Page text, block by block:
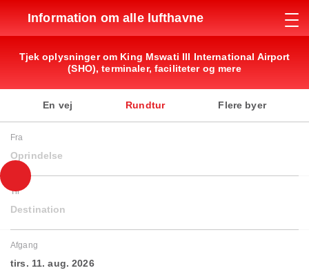
Information om alle lufthavne
Tjek oplysninger om King Mswati III International Airport
(SHO), terminaler, faciliteter og mere
En vej Rundtur Flere byer
Fra
Oprindelse
Til
Destination
Afgang
tirs. 11. aug. 2026